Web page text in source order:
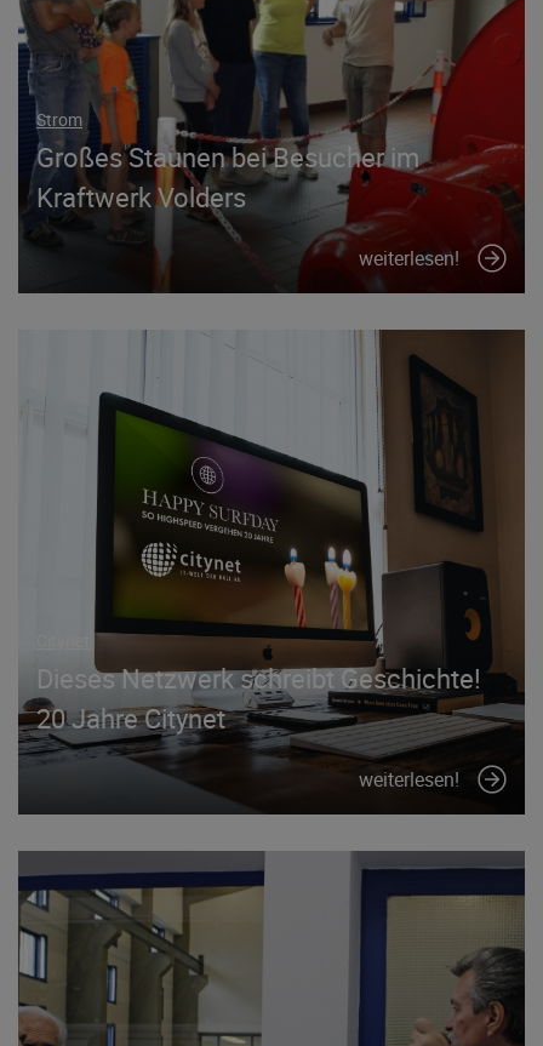
Strom
Großes Staunen bei Besucher im
Kraftwerk Volders
weiterlesen!
Dieses Netzwerk schreibt Geschichte!
20 Jahre Citynet
weiterlesen!